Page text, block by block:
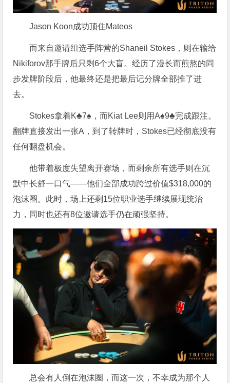
Jason Koon成功顶住Mateos
而来自邀请组选手阵营的Shaneil Stokes，则在输给
Nikiforov那手牌后只剩6个大盲。经历了漫长而煎熬的同
步发牌阶段后，他最终还是把最后记分牌全部推了进
去。
Stokes拿着K♣️7♠️，而Kiat Lee则用A♠️9♣️完成跟注。
翻牌直接发出一张A，到了转牌时，Stokes已经彻底没有
任何翻盘机会。
他带着极度失望离开赛场，而剩余所有选手则在沉
默中长舒一口气——他们全部成功跨过价值$318,000的
泡沫圈。此时，场上还剩15位职业选手继续展现统治
力，同时也还有8位邀请选手仍在顽强坚持。
总会有人倒在泡沫圈，而这一次，不幸成为那个人